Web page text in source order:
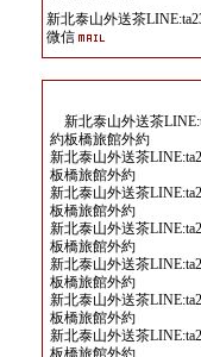
新北泰山外送茶
微信
新北泰山外送茶
約板橋旅館外約
新北泰山外送茶
板橋旅館外約
新北泰山外送茶
板橋旅館外約
新北泰山外送茶
板橋旅館外約
新北泰山外送茶
板橋旅館外約
新北泰山外送茶
板橋旅館外約
新北泰山外送茶
板橋旅館外約